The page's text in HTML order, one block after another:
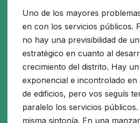
Uno de los mayores
en con los servicios públicos.
no hay una previsibilidad de
estratégico en cuanto al
crecimiento del distrito. Hay
exponencial e incontrolado
de edificios, pero vos seguís
paralelo los servicios
misma sintonía. En una